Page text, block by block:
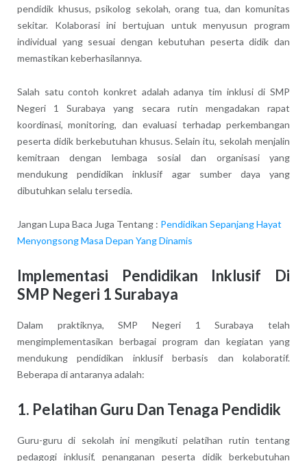
pendidik khusus, psikolog sekolah, orang tua, dan komunitas
sekitar. Kolaborasi ini bertujuan untuk menyusun program
individual yang sesuai dengan kebutuhan peserta didik dan
memastikan keberhasilannya.
Salah satu contoh konkret adalah adanya tim inklusi di SMP
Negeri 1 Surabaya yang secara rutin mengadakan rapat
koordinasi, monitoring, dan evaluasi terhadap perkembangan
peserta didik berkebutuhan khusus. Selain itu, sekolah menjalin
kemitraan dengan lembaga sosial dan organisasi yang
mendukung pendidikan inklusif agar sumber daya yang
dibutuhkan selalu tersedia.
Jangan Lupa Baca Juga Tentang : Pendidikan Sepanjang Hayat
Menyongsong Masa Depan Yang Dinamis
Implementasi Pendidikan Inklusif Di
SMP Negeri 1 Surabaya
Dalam praktiknya, SMP Negeri 1 Surabaya telah
mengimplementasikan berbagai program dan kegiatan yang
mendukung pendidikan inklusif berbasis dan kolaboratif.
Beberapa di antaranya adalah:
1. Pelatihan Guru Dan Tenaga Pendidik
Guru-guru di sekolah ini mengikuti pelatihan rutin tentang
pedagogi inklusif, penanganan peserta didik berkebutuhan